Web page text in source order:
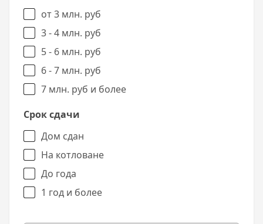
от 3 млн. руб
3 - 4 млн. руб
5 - 6 млн. руб
6 - 7 млн. руб
7 млн. руб и более
Срок сдачи
Дом сдан
На котловане
До года
1 год и более